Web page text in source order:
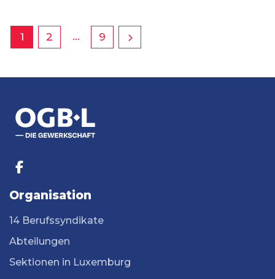
1 2 … 9
Organisation
14 Berufssyndikate
Abteilungen
Sektionen in Luxemburg